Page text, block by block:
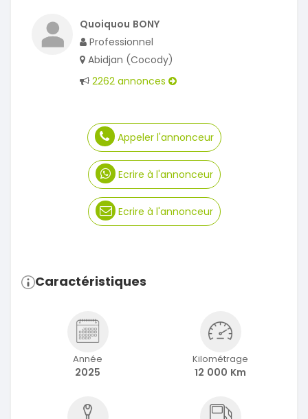
Quoiquou BONY
Professionnel
Abidjan (Cocody)
2262 annonces
Appeler l'annonceur
Ecrire à l'annonceur
Ecrire à l'annonceur
Caractéristiques
Année
2025
Kilométrage
12 000 Km